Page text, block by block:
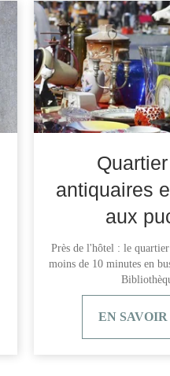
antiquaires
aux
Près de l'hôtel : le
moins de 10 minutes en
EN
FR